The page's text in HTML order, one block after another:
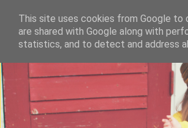
This site uses cookies from Google to
are shared with Google along with
statistics, and to detect and address